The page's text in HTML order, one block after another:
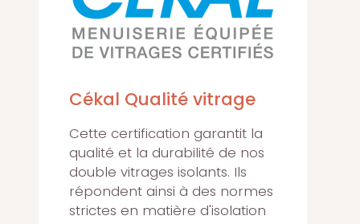
Cékal Qualité vitrage
Cette certification garantit la
qualité et la durabilité de nos
double vitrages isolants. Ils
répondent ainsi à des normes
strictes en matière d'isolation